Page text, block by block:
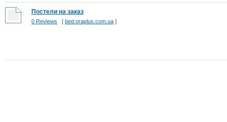
Постели на заказ
0 Reviews [ bed.oraplus.com.ua ]